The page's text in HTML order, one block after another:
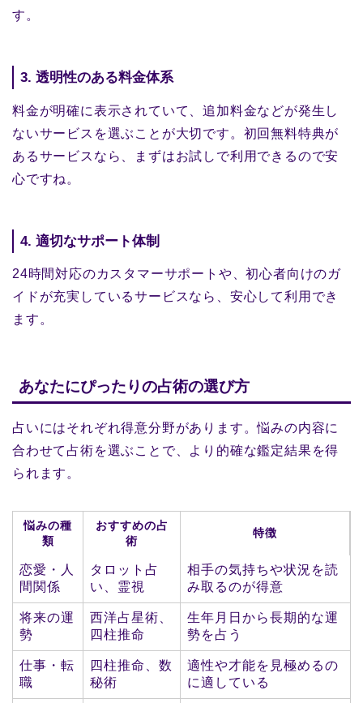
す。
3. 透明性のある料金体系
料金が明確に表示されていて、追加料金などが発生し
ないサービスを選ぶことが大切です。初回無料特典が
あるサービスなら、まずはお試しで利用できるので安
心ですね。
4. 適切なサポート体制
24時間対応のカスタマーサポートや、初心者向けのガ
イドが充実しているサービスなら、安心して利用でき
ます。
あなたにぴったりの占術の選び方
占いにはそれぞれ得意分野があります。悩みの内容に
合わせて占術を選ぶことで、より的確な鑑定結果を得
られます。
悩みの種
類
おすすめの占
術
特徴
恋愛・人
間関係
タロット占
い、霊視
相手の気持ちや状況を読
み取るのが得意
将来の運
勢
西洋占星術、
四柱推命
生年月日から長期的な運
勢を占う
仕事・転
職
四柱推命、数
秘術
適性や才能を見極めるの
に適している